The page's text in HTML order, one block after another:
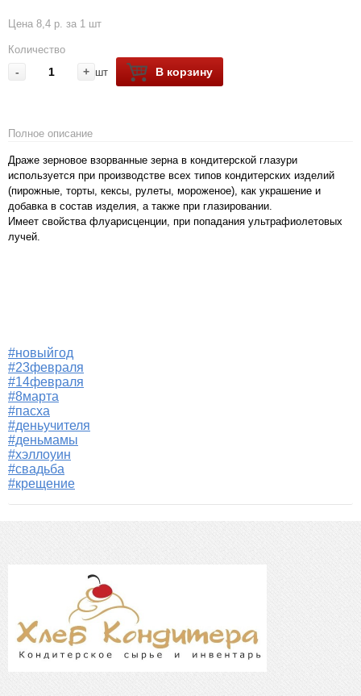
Цена 8,4 р. за 1 шт
Количество
- + шт В корзину
Полное описание
Драже зерновое взорванные зерна в кондитерской глазури
используется при производстве всех типов кондитерских изделий
(пирожные, торты, кексы, рулеты, мороженое), как украшение и
добавка в состав изделия, а также при глазировании.
Имеет свойства флуарисценции, при попадания ультрафиолетовых
лучей.
#новыйгод
#23февраля
#14февраля
#8марта
#пасха
#деньучителя
#деньмамы
#хэллоуин
#свадьба
#крещение